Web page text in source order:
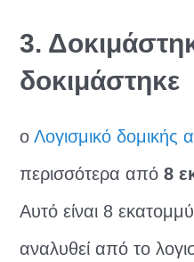
3.
δοκιμάστηκε
οΛογισμικό δομικής
περισσότερα από8
Αυτό είναι 8
αναλυθεί από το